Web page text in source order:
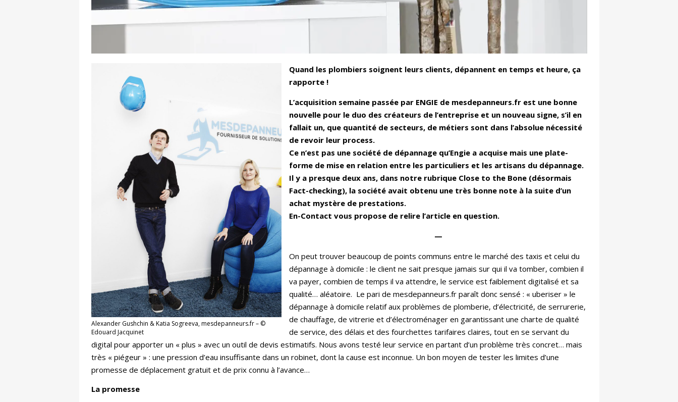
Alexander Gushchin & Katia Sogreeva, mesdepanneurs.fr – ©
Edouard Jacquinet
Quand les plombiers soignent leurs clients, dépannent en temps et heure, ça
rapporte !
L’acquisition semaine passée par ENGIE de mesdepanneurs.fr est une bonne
nouvelle pour le duo des créateurs de l’entreprise et un nouveau signe, s’il en
fallait un, que quantité de secteurs, de métiers sont dans l’absolue nécessité
de revoir leur process.
Ce n’est pas une société de dépannage qu’Engie a acquise mais une plate-
forme de mise en relation entre les particuliers et les artisans du dépannage.
Il y a presque deux ans, dans notre rubrique Close to the Bone (désormais
Fact-checking), la société avait obtenu une très bonne note à la suite d’un
achat mystère de prestations.
En-Contact vous propose de relire l’article en question.
—
On peut trouver beaucoup de points communs entre le marché des taxis et celui du
dépannage à domicile : le client ne sait presque jamais sur qui il va tomber, combien il
va payer, combien de temps il va attendre, le service est faiblement digitalisé et sa
qualité… aléatoire. Le pari de mesdepanneurs.fr paraît donc sensé : « uberiser » le
dépannage à domicile relatif aux problèmes de plomberie, d’électricité, de serrurerie,
de chauffage, de vitrerie et d’électroménager en garantissant une charte de qualité
de service, des délais et des fourchettes tarifaires claires, tout en se servant du
digital pour apporter un « plus » avec un outil de devis estimatifs. Nous avons testé leur service en partant d’un problème très concret… mais
très « piégeur » : une pression d’eau insuffisante dans un robinet, dont la cause est inconnue. Un bon moyen de tester les limites d’une
promesse de déplacement gratuit et de prix connu à l’avance…
La promesse